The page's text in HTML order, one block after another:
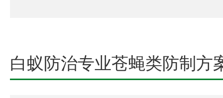
白蚁防治专业苍蝇类防制方